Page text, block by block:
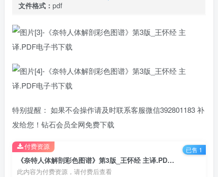
文件格式： pdf
特别提醒： 如果不会操作请及时联系客服微信392801183 补
发给您！钻石会员全网免费下载
《奈特人体解剖彩色图谱》第3版_王怀经 主译.PDF电子书下载
此内容为付费资源，请付费后查看
付费资源 已售 1